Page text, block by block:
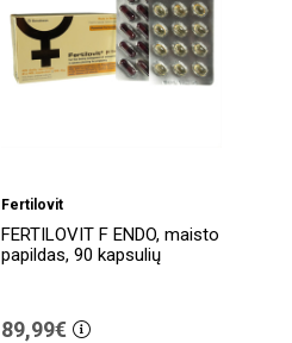
Fertilovit
FERTILOVIT F ENDO, maisto
papildas, 90 kapsulių
89,99€